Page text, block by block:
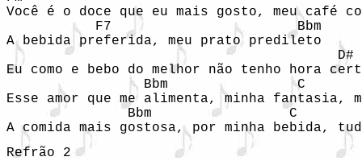
Você é o doce que eu mais gosto, meu café
           F7                       Bbm
A bebida preferida, meu prato predileto
Eu como e bebo do melhor não tenho hora
Bbm                C
Esse amor que me alimenta, minha fantasia,
Bbm                 C
A comida mais gostosa, por minha bebida,
Refrão 2